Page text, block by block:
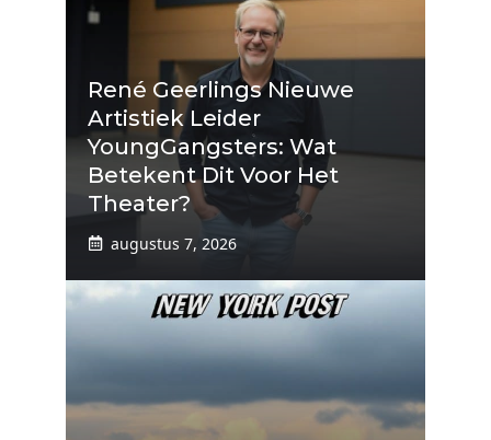
René Geerlings Nieuwe
Artistiek Leider
YoungGangsters: Wat
Betekent Dit Voor Het
Theater?
augustus 7, 2026